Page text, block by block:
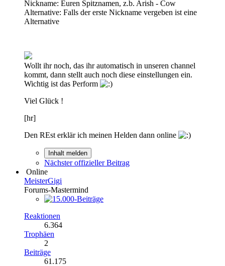
Nickname: Euren Spitznamen, z.b. Arish - Cow
Alternative: Falls der erste Nickname vergeben ist eine
Alternative
Wollt ihr noch, das ihr automatisch in unseren channel
kommt, dann stellt auch noch diese einstellungen ein.
Wichtig ist das Perform
Viel Glück !
[hr]
Den REst erklär ich meinen Helden dann online
Inhalt melden
Nächster offizieller Beitrag
Online
MeisterGigi
Forums-Mastermind
Reaktionen
6.364
Trophäen
2
Beiträge
61.175